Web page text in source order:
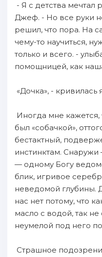
- Я с детства мечтал
Джеф. - Но все руки
решил, что пора. На
чему-то научиться,
только и всего. -
помощницей, как
«Дочка», -
Иногда мне
был «собачкой»,
бестактный,
инстинктам.
— одному Богу
блик, игривое
неведомой глубины.
нас нет потому, что
масло с водой, так не
неумелой под него
Страшное